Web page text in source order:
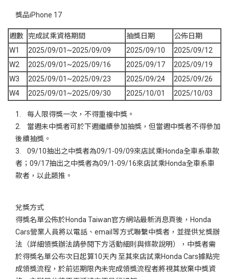
獎品iPhone 17
週數 完成試乘資格期間 抽獎日期
公佈日期
W1
2025/09/01~2025/09/09 2025/09/10
2025/09/12
W2
2025/09/01~2025/09/16 2025/09/17
2025/09/19
W3
2025/09/01~2025/09/23 2025/09/24
2025/09/26
W4
2025/09/01~2025/09/30 2025/10/01 2025/10/03
1. 每人限得獎一次，不得重複中獎。
2. 當週未中獎者可於下週繼續參加抽獎，但當週中獎者不得參加
後續抽獎。
3. 09/10抽出之中獎者為09/1-09/09來店試乘Honda全車系車款
者；09/17抽出之中獎者為09/1-09/16來店試乘Honda全車系車
款者，以此類推。
兌獎方式
得獎名單公佈於Honda Taiwan官方網站最新消息頁後，Honda
Cars營業人員將以電話、email等方式聯繫中獎者，並提供兌獎辦
法（詳細領獎辦法請參閱下方活動細則與條款說明），中獎者需
於得獎名單公布次日起算10天內 至其來店試乘Honda Cars據點完
成領獎流程，於前述期限內未完成領獎流程者將視其放棄中獎資